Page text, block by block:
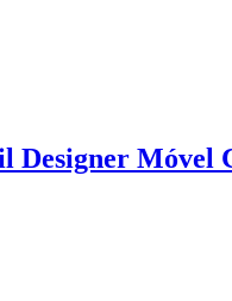
Designer Móvel